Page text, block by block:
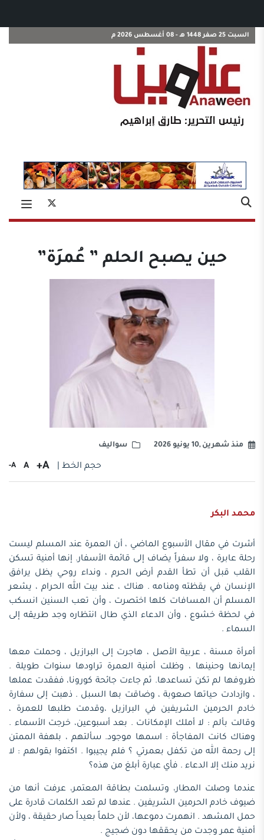
السبت 25 صفر 1448 هـ - 08 أغسطس 2026 م
حين يصبح الحلم ” عُمرَة”
منذ شهرين ,10 يونيو 2026 سواليف
حجم الخط | A+
A
A-
محمد البكر
أشرت في مقال الأسبوع الماضي ، أن العمرة عند المسلم ليست
رحلة عابرة ، ولا سفراً يضاف إلى قائمة الأسفار. إنها أمنية تسكن
القلب قبل أن تطأ القدم أرض الحرم ، ونداء روحي يظل يرافق
الإنسان في يقظته ومنامه . هناك ، عند بيت الله الحرام ، يشعر
المسلم أن المسافات كلها اختصرت ، وأن تعب السنين انسكب
في لحظة خشوع ، وأن الدعاء الذي طال انتظاره وجد طريقه إلى
السماء .
أمرأة مسنة ، عربية الأصل ، هاجرت إلى البرازيل ، وحملت معها
إيمانها وحنينها ، وظلت أمنية العمرة تراودها سنوات طويلة .
ظروفها لم تكن تساعدها. ثم جاءت جائحة كورونا، ففقدت عملها
، وازدادت حياتها صعوبة ، وضاقت بها السبل . ذهبت إلى سفارة
خادم الحرمين الشريفين في البرازيل ،وقدمت طلبها للعمرة ،
وقالت بألم : لا أملك الإمكانات . بعد أسبوعين، خرجت الأسماء .
وهناك كانت المفاجأة : اسمها موجود. سألتهم ، بلهفة الممتن
إلى رحمة الله من تكفل بعمرتي ؟ فلم يجيبوا . اكتفوا بقولهم : لا
نريد منك إلا الدعاء . فأي عبارة أبلغ من هذه؟
عندما وصلت المطار، وتسلمت بطاقة المعتمر، عرفت أنها من
ضيوف خادم الحرمين الشريفين . عندها لم تعد الكلمات قادرة على
حمل المشهد . انهمرت دموعها، لأن حلماً بعيداً صار حقيقة ، ولأن
أمنية عمر وجدت من يحققها دون ضجيج .